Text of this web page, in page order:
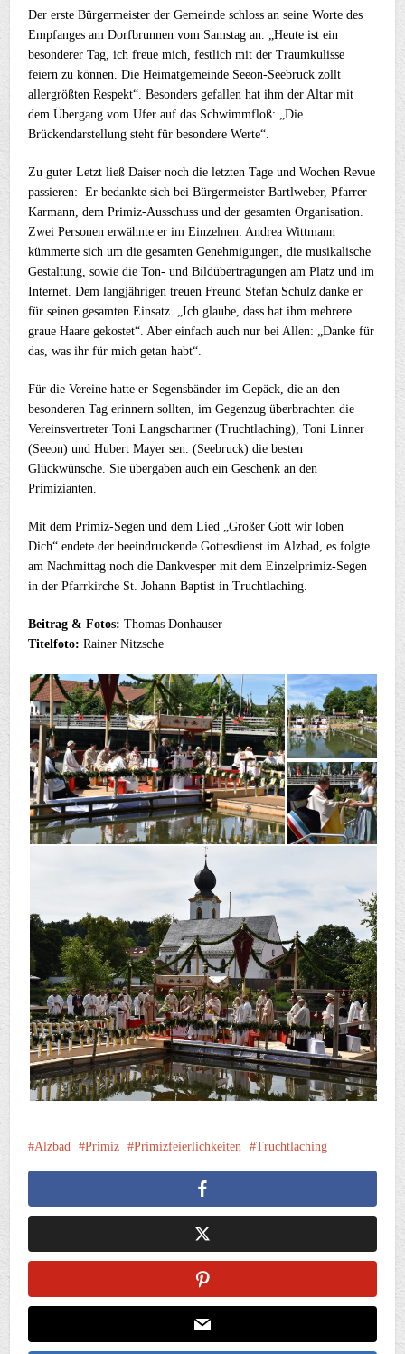
Der erste Bürgermeister der Gemeinde schloss an seine Worte des
Empfanges am Dorfbrunnen vom Samstag an. „Heute ist ein
besonderer Tag, ich freue mich, festlich mit der Traumkulisse
feiern zu können. Die Heimatgemeinde Seeon-Seebruck zollt
allergrößten Respekt“. Besonders gefallen hat ihm der Altar mit
dem Übergang vom Ufer auf das Schwimmfloß: „Die
Brückendarstellung steht für besondere Werte“.
Zu guter Letzt ließ Daiser noch die letzten Tage und Wochen Revue
passieren: Er bedankte sich bei Bürgermeister Bartlweber, Pfarrer
Karmann, dem Primiz-Ausschuss und der gesamten Organisation.
Zwei Personen erwähnte er im Einzelnen: Andrea Wittmann
kümmerte sich um die gesamten Genehmigungen, die musikalische
Gestaltung, sowie die Ton- und Bildübertragungen am Platz und im
Internet. Dem langjährigen treuen Freund Stefan Schulz danke er
für seinen gesamten Einsatz. „Ich glaube, dass hat ihm mehrere
graue Haare gekostet“. Aber einfach auch nur bei Allen: „Danke für
das, was ihr für mich getan habt“.
Für die Vereine hatte er Segensbänder im Gepäck, die an den
besonderen Tag erinnern sollten, im Gegenzug überbrachten die
Vereinsvertreter Toni Langschartner (Truchtlaching), Toni Linner
(Seeon) und Hubert Mayer sen. (Seebruck) die besten
Glückwünsche. Sie übergaben auch ein Geschenk an den
Primizianten.
Mit dem Primiz-Segen und dem Lied „Großer Gott wir loben
Dich“ endete der beeindruckende Gottesdienst im Alzbad, es folgte
am Nachmittag noch die Dankvesper mit dem Einzelprimiz-Segen
in der Pfarrkirche St. Johann Baptist in Truchtlaching.
Beitrag & Fotos: Thomas Donhauser
Titelfoto: Rainer Nitzsche
Alzbad Primiz Primizfeierlichkeiten Truchtlaching